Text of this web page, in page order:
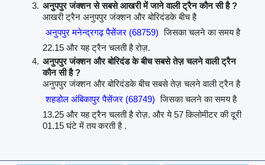
अनुपपुर जंक्शन से सबसे आखरी में जाने वाली ट्रैन कौन सी है ?
आखरी ट्रैन अनुपपुर जंक्शन और बोरिदंडके बीच है
अनुपपुर मनेन्द्रगढ़ पैसेंजर (68759) जिसका चलने का समय है
22.15 और यह ट्रैन चलती है रोज़.
अनुपपुर जंक्शन और बोरिदंड के बीच सबसे तेज़ चलने वाली ट्रैन
कौन सी है ?
अनुपपुर जंक्शन और बोरिदंडके बीच सबसे तेज़ चलने वाली ट्रैन है
शहडोल अंबिकापुर पैसेंजर (68749) जिसका चलने का समय है
13.25 और यह ट्रैन चलती है रोज़. और ये 57 किलोमीटर की दूरी
01.15 घंटे में तय करती है .